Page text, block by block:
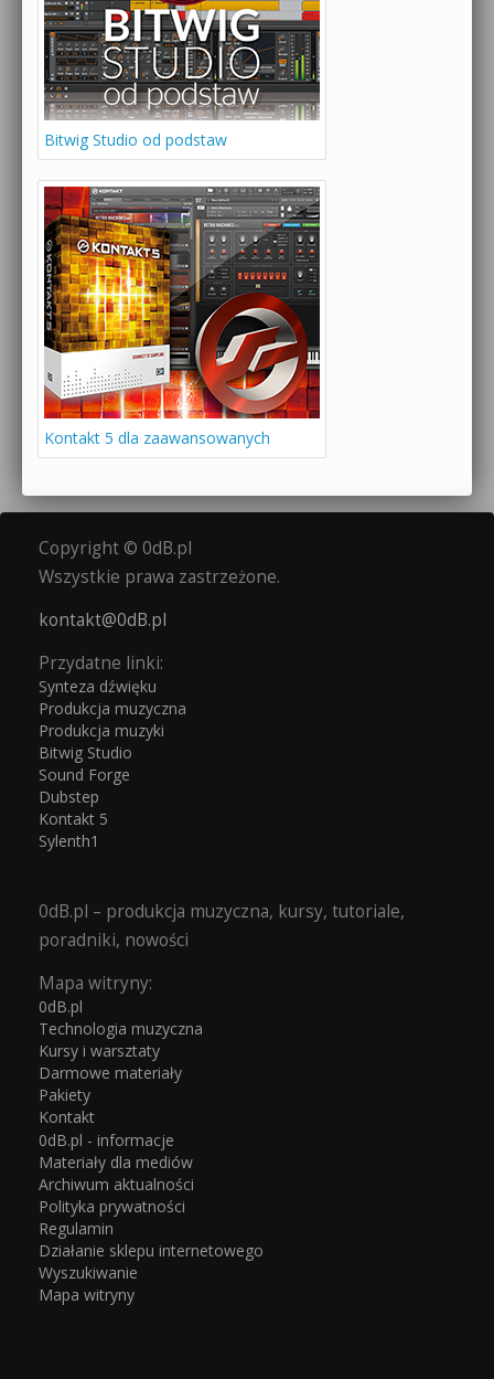
Bitwig Studio od podstaw
Kontakt 5 dla zaawansowanych
Copyright © 0dB.pl
Wszystkie prawa zastrzeżone.
kontakt@0dB.pl
Przydatne linki:
Synteza dźwięku
Produkcja muzyczna
Produkcja muzyki
Bitwig Studio
Sound Forge
Dubstep
Kontakt 5
Sylenth1
0dB.pl – produkcja muzyczna, kursy, tutoriale,
poradniki, nowości
Mapa witryny:
0dB.pl
Technologia muzyczna
Kursy i warsztaty
Darmowe materiały
Pakiety
Kontakt
0dB.pl - informacje
Materiały dla mediów
Archiwum aktualności
Polityka prywatności
Regulamin
Działanie sklepu internetowego
Wyszukiwanie
Mapa witryny